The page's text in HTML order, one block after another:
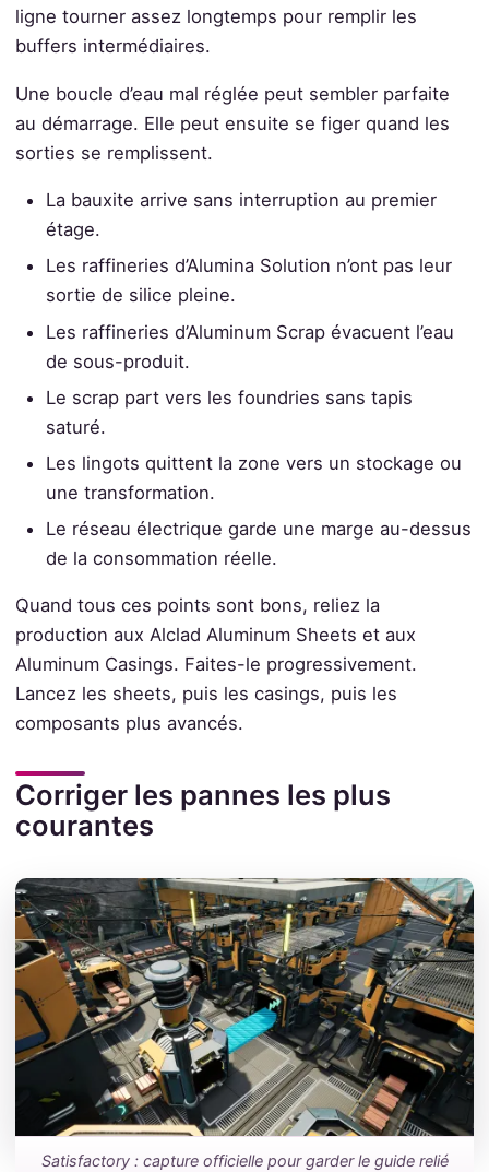
ligne tourner assez longtemps pour remplir les
buffers intermédiaires.
Une boucle d’eau mal réglée peut sembler parfaite
au démarrage. Elle peut ensuite se figer quand les
sorties se remplissent.
La bauxite arrive sans interruption au premier
étage.
Les raffineries d’Alumina Solution n’ont pas leur
sortie de silice pleine.
Les raffineries d’Aluminum Scrap évacuent l’eau
de sous-produit.
Le scrap part vers les foundries sans tapis
saturé.
Les lingots quittent la zone vers un stockage ou
une transformation.
Le réseau électrique garde une marge au-dessus
de la consommation réelle.
Quand tous ces points sont bons, reliez la
production aux Alclad Aluminum Sheets et aux
Aluminum Casings. Faites-le progressivement.
Lancez les sheets, puis les casings, puis les
composants plus avancés.
Corriger les pannes les plus
courantes
Satisfactory : capture officielle pour garder le guide relié